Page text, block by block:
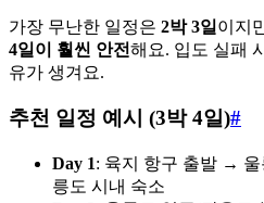
가장 무난한 일정은 2박 3일 이지
4일이 훨씬 안전해요. 입도 실패
유가 생겨요.
추천 일정 예시 (3박 4일)#
Day 1: 육지 항구 출발 →
릉도 시내 숙소